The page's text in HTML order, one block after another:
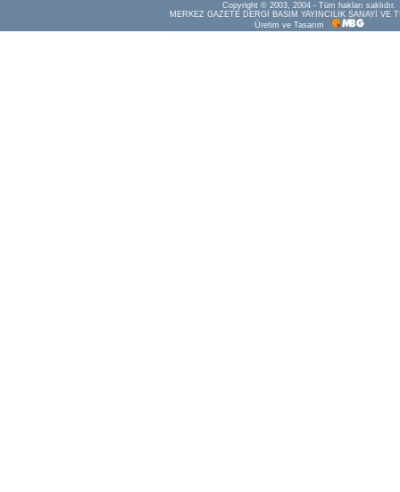
Copyright © 2003, 2004 - Tüm hakları saklıdır.
MERKEZ GAZETE DERGİ BASIM YAYINCILIK SANAYİ VE
Üretim ve Tasarım